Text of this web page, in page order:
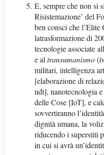
E, sempre che non si
Risistemazione’ del
ben consci che l’Elite
latrasformazione di
tecnologie associate
e altransumanismo
militari, intelligenza
[elaborazione di
ndt], nanotecnologia
delle Cose [IoT], e
sovvertiranno
dignità umana, la
riducendo i superstiti
in cui si avrà